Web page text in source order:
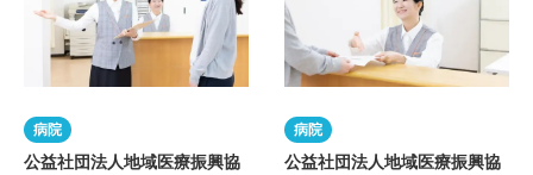
病院
公益社団法人地域医療振興協
病院
公益社団法人地域医療振興協